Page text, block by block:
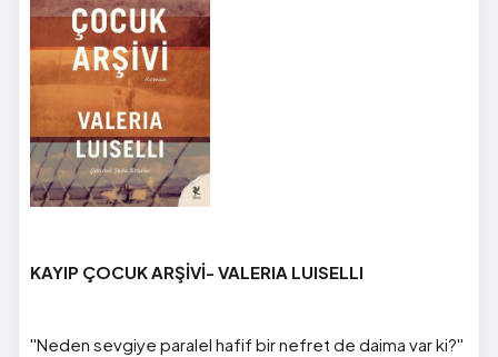
KAYIP ÇOCUK ARŞİVİ- VALERIA LUISELLI
''Neden sevgiye paralel hafif bir nefret de daima var ki?''